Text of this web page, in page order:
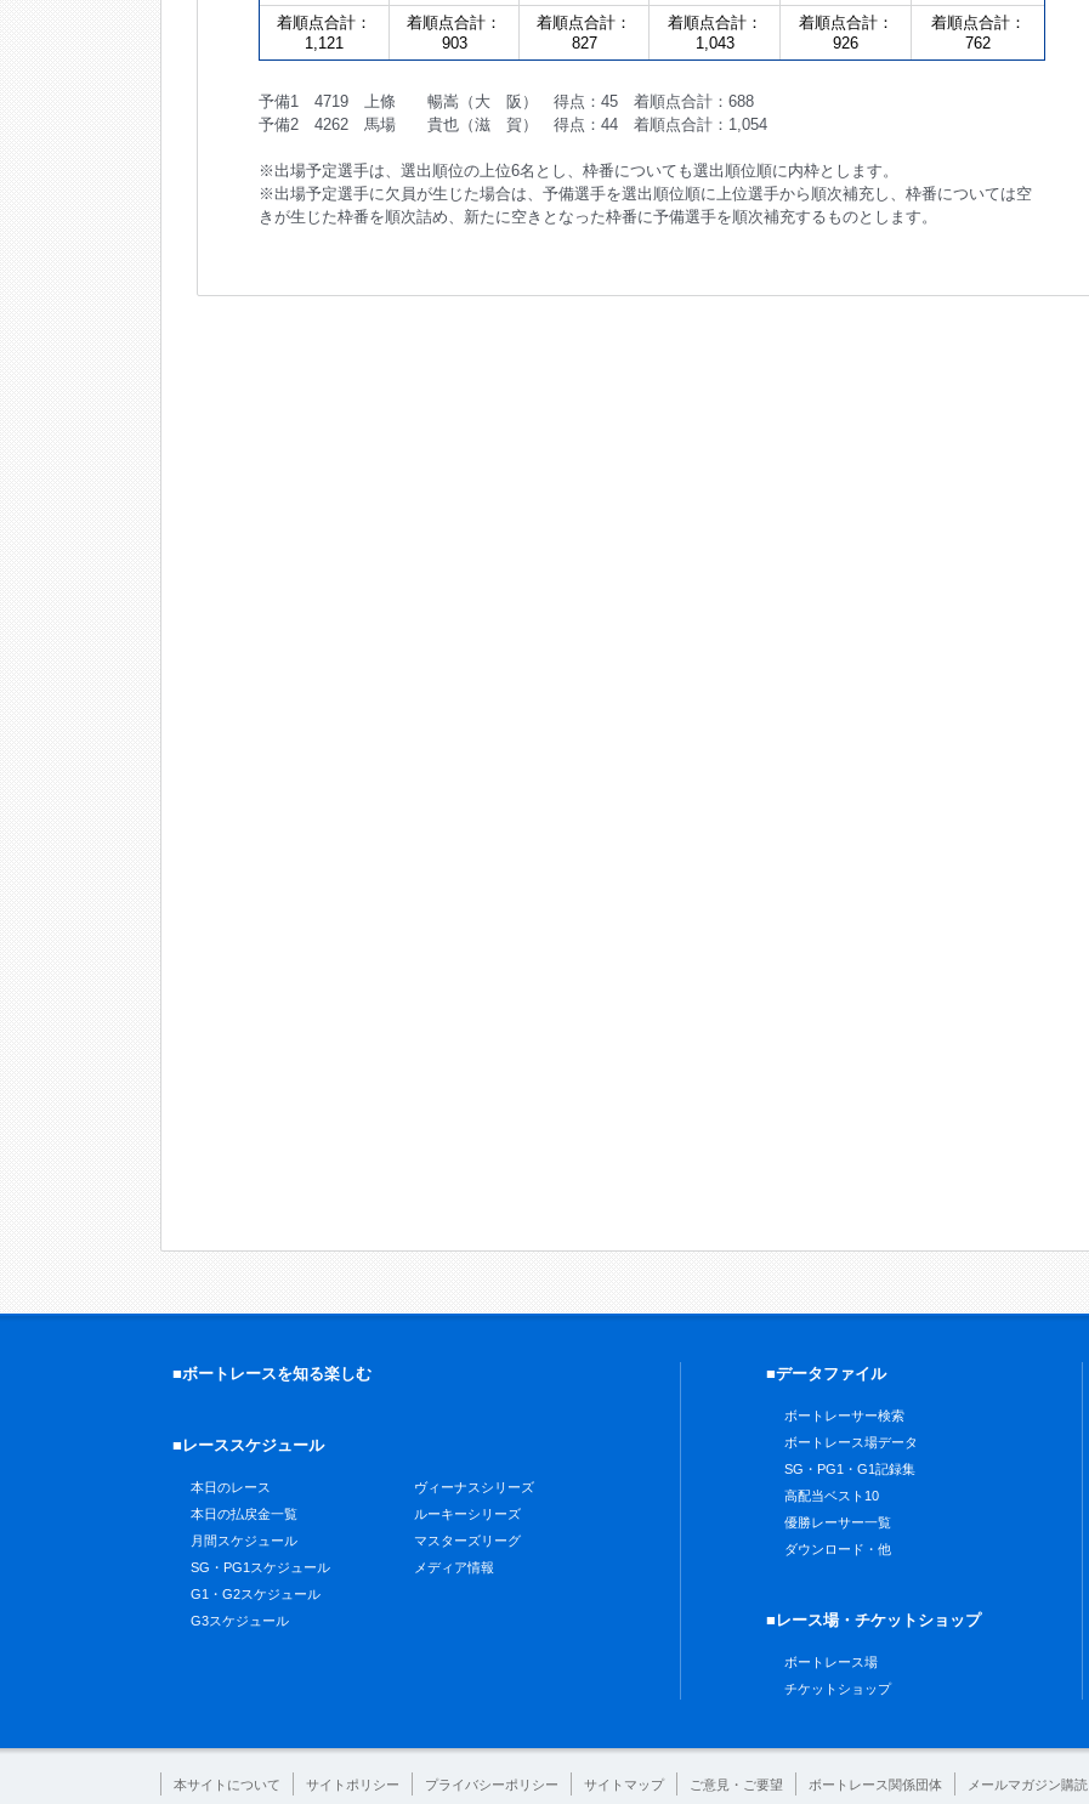
着順点合計：
1,121
着順点合計：
903
着順点合計：
827
着順点合計：
1,043
着順点合計：
926
着順点合計：
762
予備1 4719 上條 暢嵩（大 阪） 得点：45 着順点合計：688
予備2 4262 馬場 貴也（滋 賀） 得点：44 着順点合計：1,054
※出場予定選手は、選出順位の上位6名とし、枠番についても選出順位順に内枠とします。
※出場予定選手に欠員が生じた場合は、予備選手を選出順位順に上位選手から順次補充し、枠番については空
きが生じた枠番を順次詰め、新たに空きとなった枠番に予備選手を順次補充するものとします。
■ボートレースを知る楽しむ
■レーススケジュール
本日のレース
本日の払戻金一覧
月間スケジュール
SG・PG1スケジュール
G1・G2スケジュール
G3スケジュール
ヴィーナスシリーズ
ルーキーシリーズ
マスターズリーグ
メディア情報
■データファイル
ボートレーサー検索
ボートレース場データ
SG・PG1・G1記録集
高配当ベスト10
優勝レーサー一覧
ダウンロード・他
■レース場・チケットショップ
ボートレース場
チケットショップ
本サイトについて サイトポリシー プライバシーポリシー サイトマップ ご意見・ご要望 ボートレース関係団体 メールマガジン購読